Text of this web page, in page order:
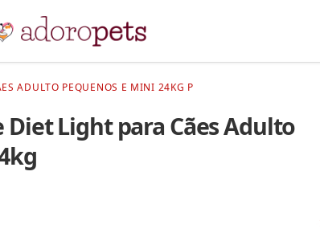
ADULTO PEQUENOS E MINI 24KG P
Diet Light para Cães Adulto